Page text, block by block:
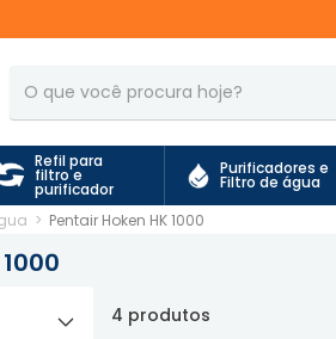
Refil para
filtro e
purificador
Purificadores e
Filtro de água
> Pentair Hoken HK 1000
4 produtos